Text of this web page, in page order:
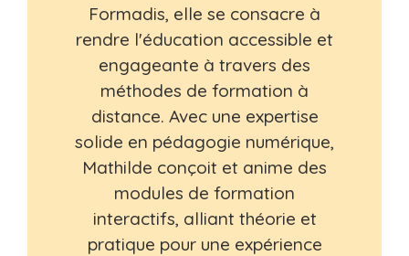
Formadis, elle se consacre à
rendre l'éducation accessible et
engageante à travers des
méthodes de formation à
distance. Avec une expertise
solide en pédagogie numérique,
Mathilde conçoit et anime des
modules de formation
interactifs, alliant théorie et
pratique pour une expérience